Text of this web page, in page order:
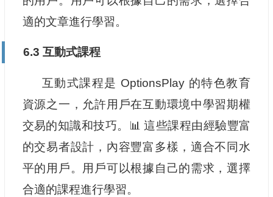
適的文章進行學習。
6.3 互動式課程
互動式課程是 OptionsPlay 的特色教育
資源之一，允許用戶在互動環境中學習期權
交易的知識和技巧。📊 這些課程由經驗豐富
的交易者設計，內容豐富多樣，適合不同水
平的用戶。用戶可以根據自己的需求，選擇
合適的課程進行學習。